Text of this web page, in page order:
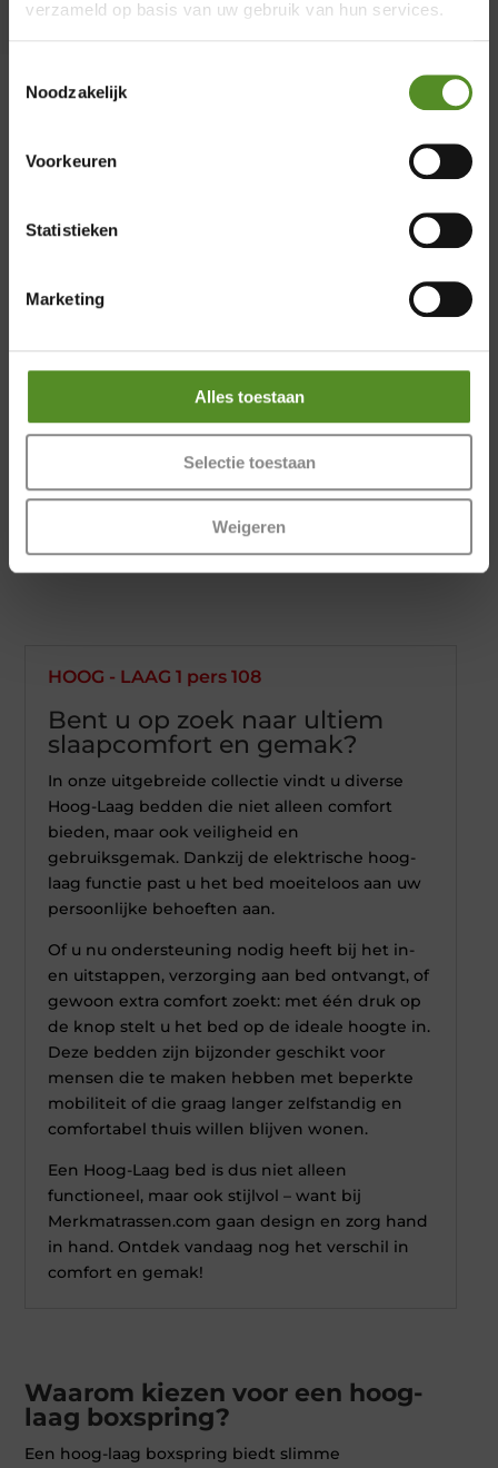
verzameld op basis van uw gebruik van hun services.
Noodzakelijk
Voorkeuren
Statistieken
Marketing
Alles toestaan
Selectie toestaan
Weigeren
HOOG - LAAG 1 pers 108
Bent u op zoek naar ultiem
slaapcomfort en gemak?
In onze uitgebreide collectie vindt u diverse
Hoog-Laag bedden die niet alleen comfort
bieden, maar ook veiligheid en
gebruiksgemak. Dankzij de elektrische hoog-
laag functie past u het bed moeiteloos aan uw
persoonlijke behoeften aan.
Of u nu ondersteuning nodig heeft bij het in-
en uitstappen, verzorging aan bed ontvangt, of
gewoon extra comfort zoekt: met één druk op
de knop stelt u het bed op de ideale hoogte in.
Deze bedden zijn bijzonder geschikt voor
mensen die te maken hebben met beperkte
mobiliteit of die graag langer zelfstandig en
comfortabel thuis willen blijven wonen.
Een Hoog-Laag bed is dus niet alleen
functioneel, maar ook stijlvol – want bij
Merkmatrassen.com gaan design en zorg hand
in hand. Ontdek vandaag nog het verschil in
comfort en gemak!
Waarom kiezen voor een hoog-
laag boxspring?
Een hoog-laag boxspring biedt slimme
Showroom Breda
Vrijdag 12:00 – 17:00
Zondag 12:00 – 17:00